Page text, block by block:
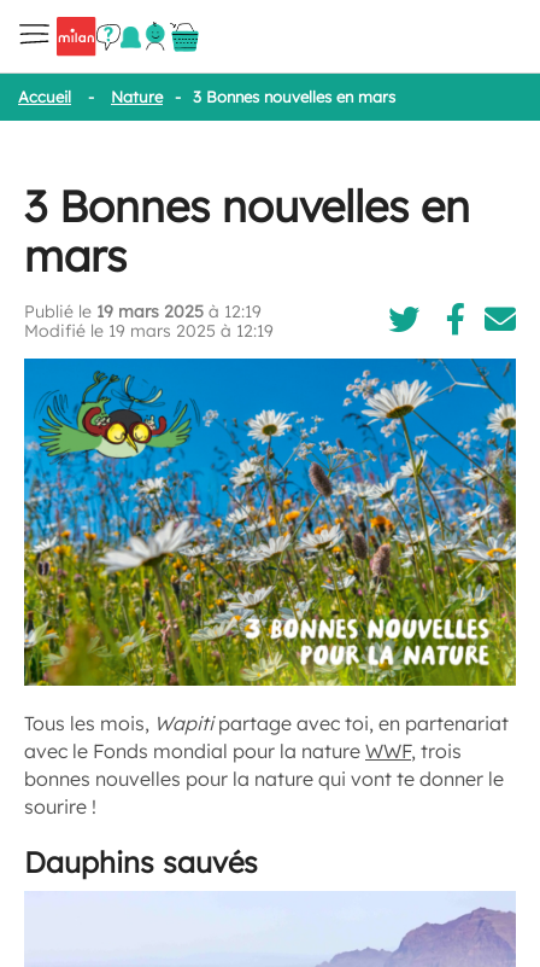
Accueil - Nature - 3 Bonnes nouvelles en mars
3 Bonnes nouvelles en
mars
Publié le 19 mars 2025 à 12:19
Modifié le 19 mars 2025 à 12:19
Tous les mois, Wapitipartage avec toi, en partenariat
avec le Fonds mondial pour la nature WWF, trois
bonnes nouvelles pour la nature qui vont te donner le
sourire !
Dauphins sauvés